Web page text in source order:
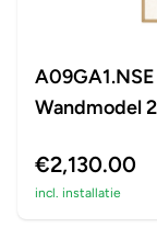
Wandmodel
€2,130.00
incl. installatie